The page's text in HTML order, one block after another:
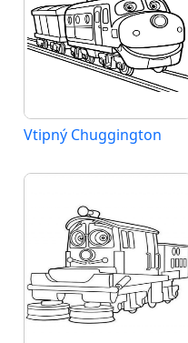
Vtipný Chuggington